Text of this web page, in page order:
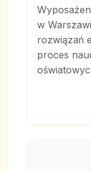
w
rozwiązań
proces